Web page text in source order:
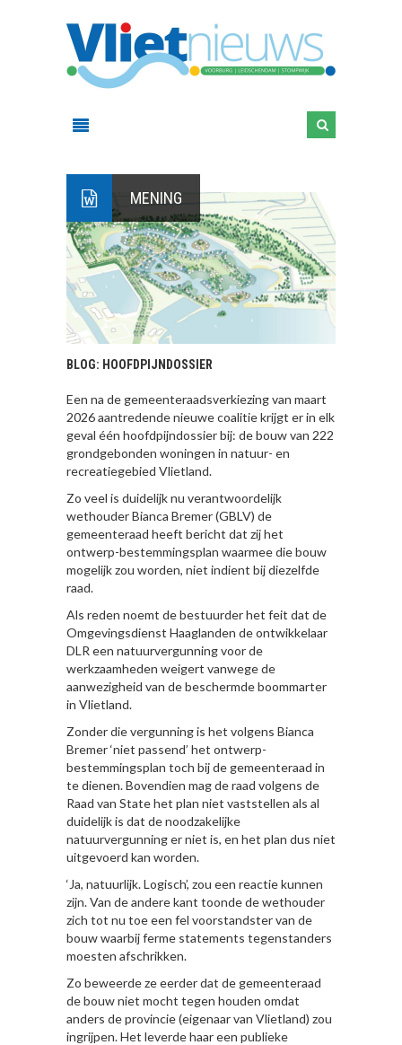
MENING
BLOG: HOOFDPIJNDOSSIER
Een na de gemeenteraadsverkiezing van maart
2026 aantredende nieuwe coalitie krijgt er in elk
geval één hoofdpijndossier bij: de bouw van 222
grondgebonden woningen in natuur- en
recreatiegebied Vlietland.
Zo veel is duidelijk nu verantwoordelijk
wethouder Bianca Bremer (GBLV) de
gemeenteraad heeft bericht dat zij het
ontwerp-bestemmingsplan waarmee die bouw
mogelijk zou worden, niet indient bij diezelfde
raad.
Als reden noemt de bestuurder het feit dat de
Omgevingsdienst Haaglanden de ontwikkelaar
DLR een natuurvergunning voor de
werkzaamheden weigert vanwege de
aanwezigheid van de beschermde boommarter
in Vlietland.
Zonder die vergunning is het volgens Bianca
Bremer ‘niet passend’ het ontwerp-
bestemmingsplan toch bij de gemeenteraad in
te dienen. Bovendien mag de raad volgens de
Raad van State het plan niet vaststellen als al
duidelijk is dat de noodzakelijke
natuurvergunning er niet is, en het plan dus niet
uitgevoerd kan worden.
‘Ja, natuurlijk. Logisch’, zou een reactie kunnen
zijn. Van de andere kant toonde de wethouder
zich tot nu toe een fel voorstandster van de
bouw waarbij ferme statements tegenstanders
moesten afschrikken.
Zo beweerde ze eerder dat de gemeenteraad
de bouw niet mocht tegen houden omdat
anders de provincie (eigenaar van Vlietland) zou
ingrijpen. Het leverde haar een publieke